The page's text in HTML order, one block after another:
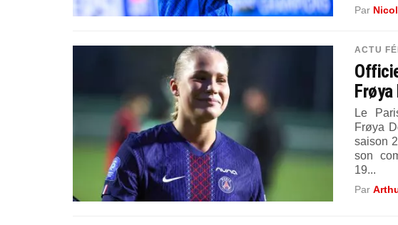
Par
ACTU
Le
Frøya
saison
son
19...
Par